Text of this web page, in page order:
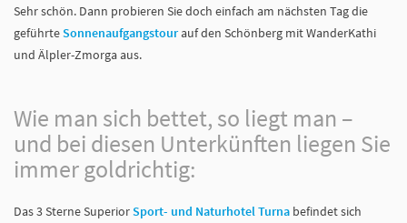
Sehr schön. Dann probieren Sie doch einfach am nächsten Tag die
geführteSonnenaufgangstourauf den Schönberg mit WanderKathi
und Älpler-Zmorga aus.
Wie man sich bettet, so liegt man –
und bei diesen Unterkünften liegen Sie
immer goldrichtig:
Das 3 Sterne SuperiorSport- und Naturhotel Turna befindet sich